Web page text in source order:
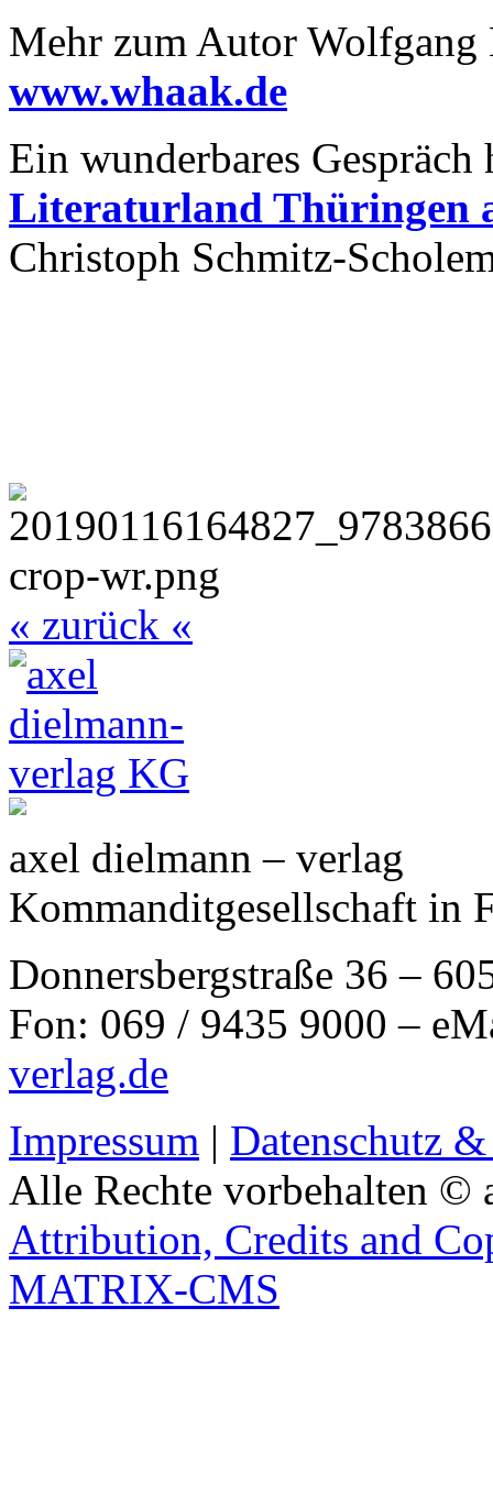
Mehr zum Autor Wolfgang
www.whaak.de
Ein wunderbares
Literaturland Thüringen
Christoph Schmitz-
« zurück «
axel dielmann – verlag
Kommanditgesellschaft in
Donnersbergstraße 36 –
Fon: 069 / 9435 9000 –
verlag.de
Impressum | Datenschutz
Alle Rechte vorbehalten ©
Attribution, Credits and
MATRIX-CMS